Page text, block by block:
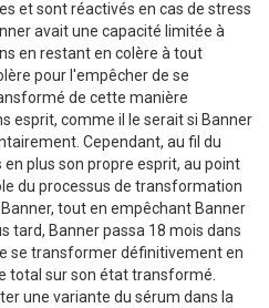
et sont réactivés en cas de stress
avait une capacité limitée à
en restant en colère à tout
pour l'empêcher de se
de cette manière
esprit, comme il le serait si Banner
Cependant, au fil du
plus son propre esprit, au point
du processus de transformation
tout en empêchant Banner
tard, Banner passa 18 mois dans
se transformer définitivement en
total sur son état transformé.
une variante du sérum dans la